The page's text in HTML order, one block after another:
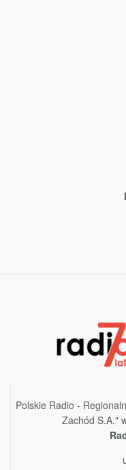
Polskie Radio -
Zachód S.A."